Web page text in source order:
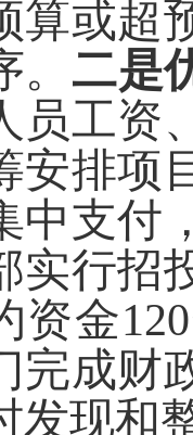
算或超
二是
员工资
安排项
中支付
实行招
资金120
完成财
发现和